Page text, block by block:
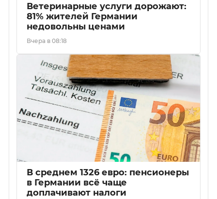
Ветеринарные услуги дорожают:
81% жителей Германии
недовольны ценами
Вчера в 08:18
В среднем 1326 евро: пенсионеры
в Германии всё чаще
доплачивают налоги